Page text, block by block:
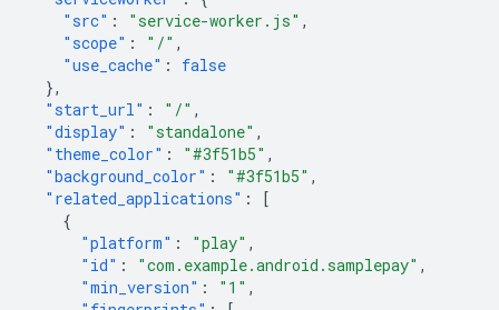
"src" : "service-worker.js" ,
"scope" : "/" ,
"use_cache" :
false
},
"start_url" : "/" ,
"display" : "standalone" ,
"theme_color" : "#3f51b5" ,
"background_color" : "#3f51b5" ,
"related_applications" :
[
{
"platform" : "play" ,
"id" : "com.example.android.samplepay" ,
"min_version" : "1" ,